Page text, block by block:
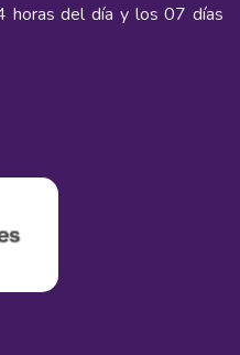
horas del día y los 07 días